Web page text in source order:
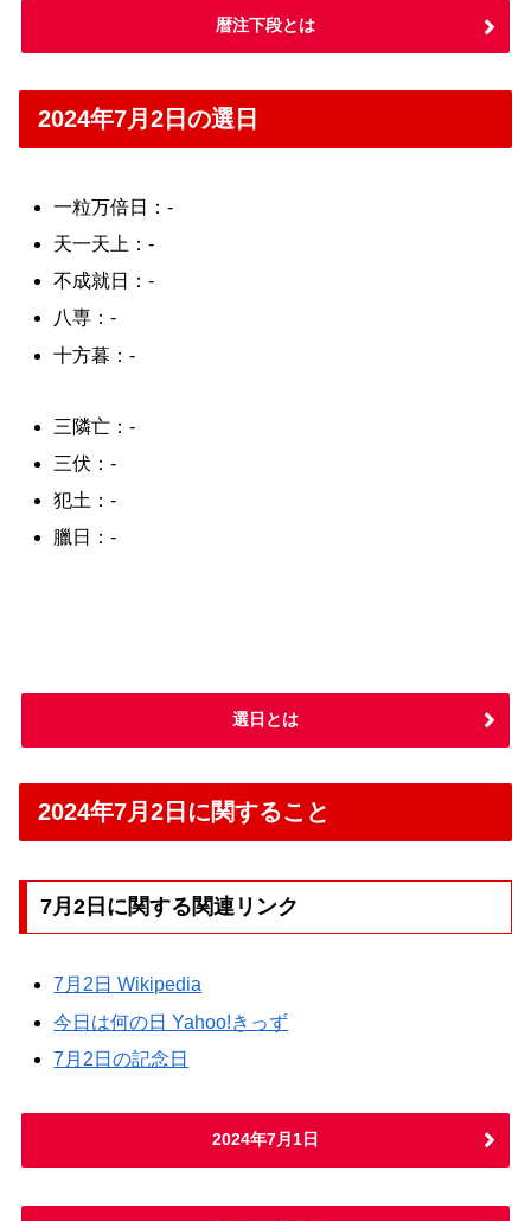
暦注下段とは
2024年7月2日の選日
一粒万倍日：-
天一天上：-
不成就日：-
八専：-
十方暮：-
三隣亡：-
三伏：-
犯土：-
臘日：-
選日とは
2024年7月2日に関すること
7月2日に関する関連リンク
7月2日 Wikipedia
今日は何の日 Yahoo!きっず
7月2日の記念日
2024年7月1日